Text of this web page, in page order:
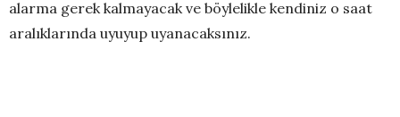
alarma gerek kalmayacak ve böylelikle kendiniz o saat
aralıklarında uyuyup uyanacaksınız.